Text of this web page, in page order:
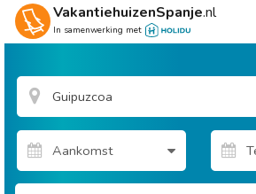
VakantiehuizenSpanje.nl
In samenwerking met